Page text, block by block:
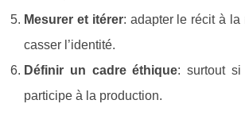
Mesurer et itérer: adapter le récit à la
casser l’identité.
Définir un cadre éthique: surtout si
participe à la production.